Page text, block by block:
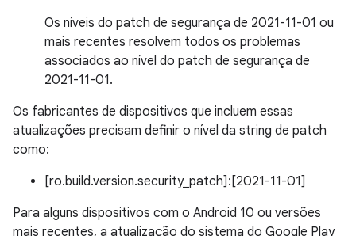
Os níveis do patch de segurança de 2021-11-01 ou
mais recentes resolvem todos os problemas
associados ao nível do patch de segurança de
2021-11-01.
Os fabricantes de dispositivos que incluem essas
atualizações precisam definir o nível da string de patch
como:
[ro.build.version.security_patch]:[2021-11-01]
Para alguns dispositivos com o Android 10 ou versões
mais recentes, a atualização do sistema do Google Play